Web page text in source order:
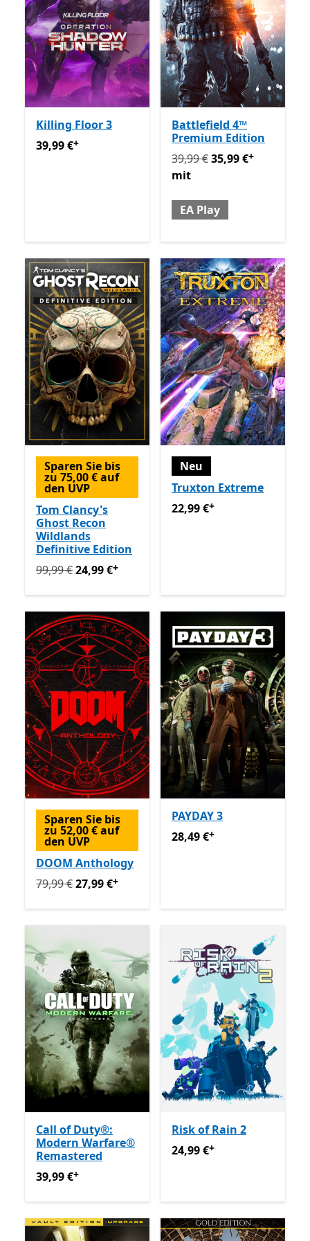
Killing Floor 3
39,99 €Enthält In-App-Käufe
39,99 €+
Battlefield 4™
Premium Edition
Ursprünglich 39,99 € jetzt
39,99 €35,99 €+
mit
EA Play
Sparen Sie bis
zu 75,00 € auf
den UVP
Tom Clancy's
Ghost Recon
Wildlands
Definitive Edition
Ursprünglich 99,99 € jetzt 24,99 €
99,99 €24,99 €+
Neu
Truxton Extreme
22,99 €Enthält In-App-
22,99 €+
Sparen Sie bis
zu 52,00 € auf
den UVP
DOOM Anthology
Ursprünglich 79,99 € jetzt 27,99 €
79,99 €27,99 €+
PAYDAY 3
28,49 €Enthält In-App-
28,49 €+
Call of Duty®:
Modern Warfare®
Remastered
39,99 €Enthält In-App-Käufe
39,99 €+
Risk of Rain 2
24,99 €Enthält In-App-
24,99 €+